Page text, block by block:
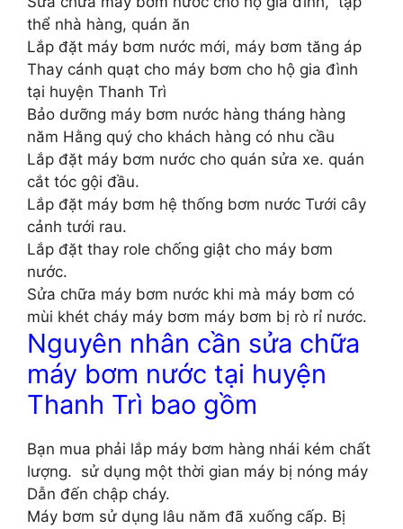
thể nhà hàng, quán ăn
Lắp đặt máy bơm nước mới, máy bơm tăng áp
Thay cánh quạt cho máy bơm cho hộ gia đình
tại huyện Thanh Trì
Bảo dưỡng máy bơm nước hàng tháng hàng
năm Hằng quý cho khách hàng có nhu cầu
Lắp đặt máy bơm nước cho quán sửa xe. quán
cắt tóc gội đầu.
Lắp đặt máy bơm hệ thống bơm nước Tưới cây
cảnh tưới rau.
Lắp đặt thay role chống giật cho máy bơm
nước.
Sửa chữa máy bơm nước khi mà máy bơm có
mùi khét cháy máy bơm máy bơm bị rò rỉ nước.
Nguyên nhân cần sửa chữa
máy bơm nước tại huyện
Thanh Trì bao gồm
Bạn mua phải lắp máy bơm hàng nhái kém chất
lượng. sử dụng một thời gian máy bị nóng máy
Dẫn đến chập cháy.
Máy bơm sử dụng lâu năm đã xuống cấp. Bị